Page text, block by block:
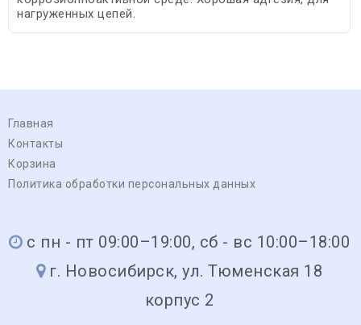
нагруженных цепей.
Главная
Контакты
Корзина
Политика обработки персональных данных
с пн - пт 09:00–19:00, сб - вс 10:00–18:00
г. Новосибирск, ул. Тюменская 18
корпус 2